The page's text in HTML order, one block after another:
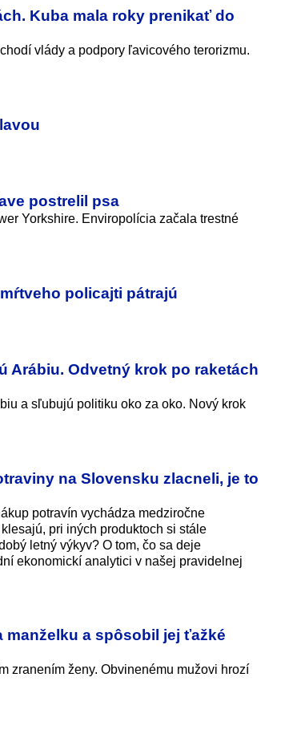
Kuba mala roky prenikať do
vlády a podpory ľavicového terorizmu.
postrelil psa
Yorkshire. Enviropolícia začala trestné
policajti pátrajú
Arábiu. Odvetný krok po raketách
a sľubujú politiku oko za oko. Nový krok
na Slovensku zlacneli, je to
potravín vychádza medziročne
pri iných produktoch si stále
letný výkyv? O tom, čo sa deje
ekonomickí analytici v našej pravidelnej
manželku a spôsobil jej ťažké
zranením ženy. Obvinenému mužovi hrozí